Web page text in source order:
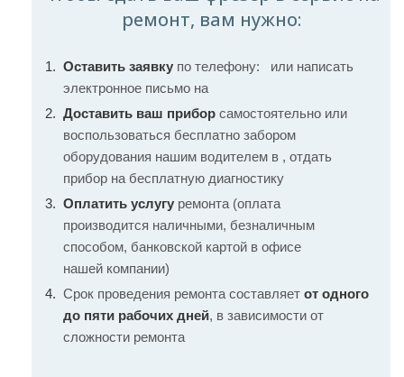
ремонт, вам нужно:
Оставить заявку по телефону:
или написать
электронное письмо на
Доставить ваш прибор самостоятельно или
воспользоваться бесплатно забором
оборудования нашим водителем в , отдать
прибор на бесплатную диагностику
Оплатить услугу ремонта (оплата
производится наличными, безналичным
способом, банковской картой в офисе
нашей компании)
Срок проведения ремонта составляет от одного
до пяти рабочих дней, в зависимости от
сложности ремонта